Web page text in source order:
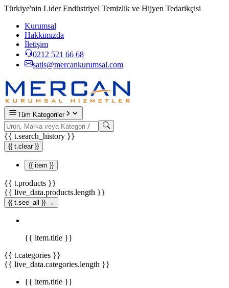
Türkiye'nin Lider Endüstriyel Temizlik ve Hijyen Tedarikçisi
Kurumsal
Hakkımızda
İletişim
0212 521 66 68
satis@mercankurumsal.com
Tüm Kategoriler
{{ t.search_history }}
{{ t.clear }}
{{ item }}
{{ t.products }}
{{ live_data.products.length }}
{{ t.see_all }} →
{{ item.title }}
{{ t.categories }}
{{ live_data.categories.length }}
{{ item.title }}